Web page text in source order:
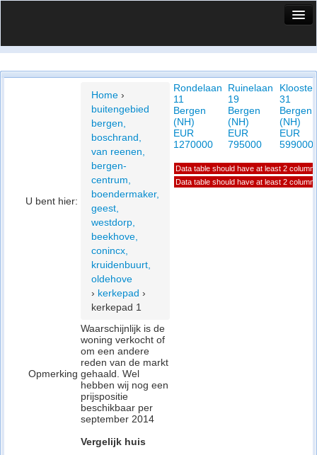
Vergelijk prijsposities - wijk
Cookie beleid
U bent hier:
Home ›
buitengebied
bergen,
boschrand,
van reenen,
bergen-
centrum,
boendermaker,
geest,
westdorp,
beekhove,
conincx,
kruidenbuurt,
oldehove
› kerkepad ›
kerkepad 1
Opmerking
Waarschijnlijk is de
woning verkocht of
om een andere
reden van de markt
gehaald. Wel
hebben wij nog een
prijspositie
beschikbaar per
september 2014
Vergelijk huis
Rondelaan
11
Bergen
(NH)
EUR
1270000
Ruinelaan
19
Bergen
(NH)
EUR
795000
31
Bergen
(NH)
EUR
599000
Data table should have at least 2
Data table should have at least 2